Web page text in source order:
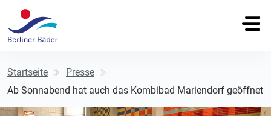
Startseite
Presse
Ab Sonnabend hat auch das Kombibad Mariendorf geöffnet